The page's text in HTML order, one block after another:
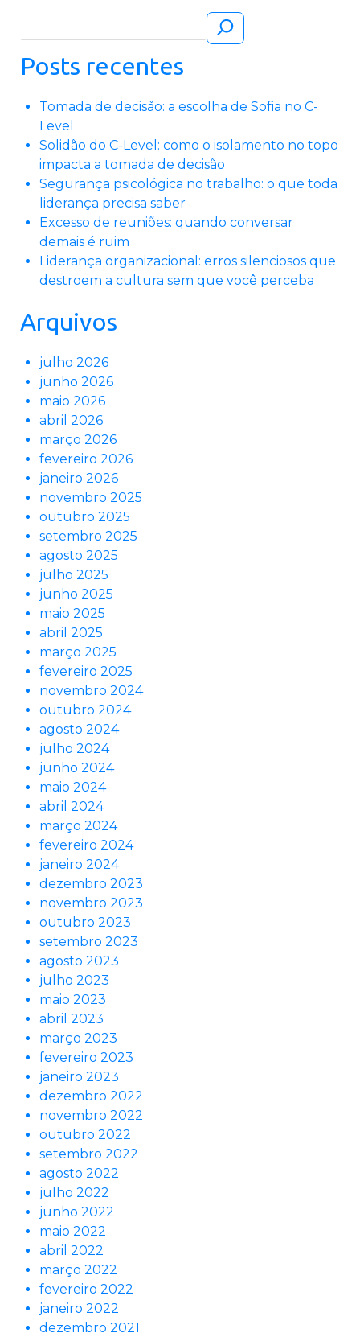
Posts recentes
Tomada de decisão: a escolha de Sofia no C-
Level
Solidão do C-Level: como o isolamento no topo
impacta a tomada de decisão
Segurança psicológica no trabalho: o que toda
liderança precisa saber
Excesso de reuniões: quando conversar
demais é ruim
Liderança organizacional: erros silenciosos que
destroem a cultura sem que você perceba
Arquivos
julho 2026
junho 2026
maio 2026
abril 2026
março 2026
fevereiro 2026
janeiro 2026
novembro 2025
outubro 2025
setembro 2025
agosto 2025
julho 2025
junho 2025
maio 2025
abril 2025
março 2025
fevereiro 2025
novembro 2024
outubro 2024
agosto 2024
julho 2024
junho 2024
maio 2024
abril 2024
março 2024
fevereiro 2024
janeiro 2024
dezembro 2023
novembro 2023
outubro 2023
setembro 2023
agosto 2023
julho 2023
maio 2023
abril 2023
março 2023
fevereiro 2023
janeiro 2023
dezembro 2022
novembro 2022
outubro 2022
setembro 2022
agosto 2022
julho 2022
junho 2022
maio 2022
abril 2022
março 2022
fevereiro 2022
janeiro 2022
dezembro 2021